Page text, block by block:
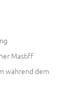
Mastiff
während dem